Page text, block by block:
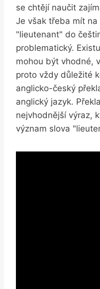
se chtějí naučit
Je však třeba mít
"lieutenant" do
problematický.
mohou být vhodné,
proto vždy důležité
anglicko-český
anglický jazyk.
nejvhodnější výraz,
význam slova